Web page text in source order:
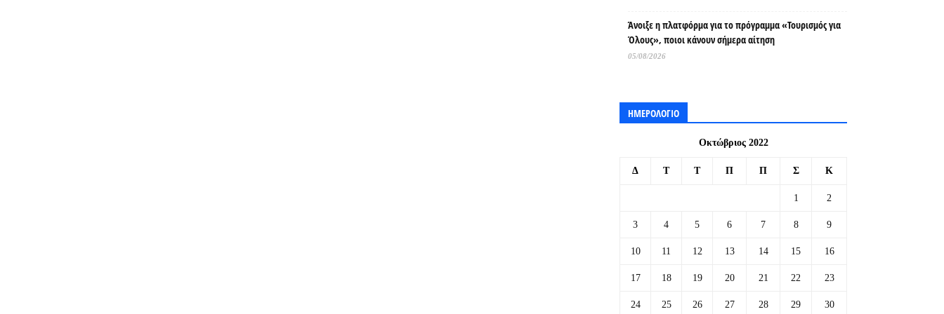
Άνοιξε η πλατφόρμα για το πρόγραμμα «Τουρισμός για
Όλους», ποιοι κάνουν σήμερα αίτηση
05/08/2026
ΗΜΕΡΟΛΟΓΙΟ
Οκτώβριος 2022
Δ Τ Τ Π Π Σ Κ
1 2
3 4 5 6 7 8 9
10 11 12 13 14 15 16
17 18 19 20 21 22 23
24 25 26 27 28 29 30